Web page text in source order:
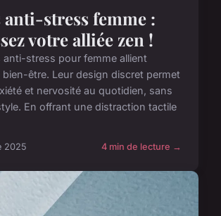
anti-stress femme :
votre alliée zen !
anti-stress pour femme allient
bien-être. Leur design discret permet
et nervosité au quotidien, sans
En offrant une distraction tactile
2025 4 min de lecture →